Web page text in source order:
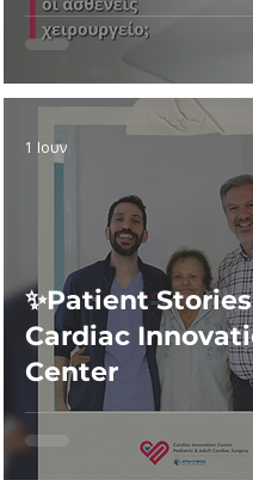
✨Patient
Cardiac
Center
1 Ιουν